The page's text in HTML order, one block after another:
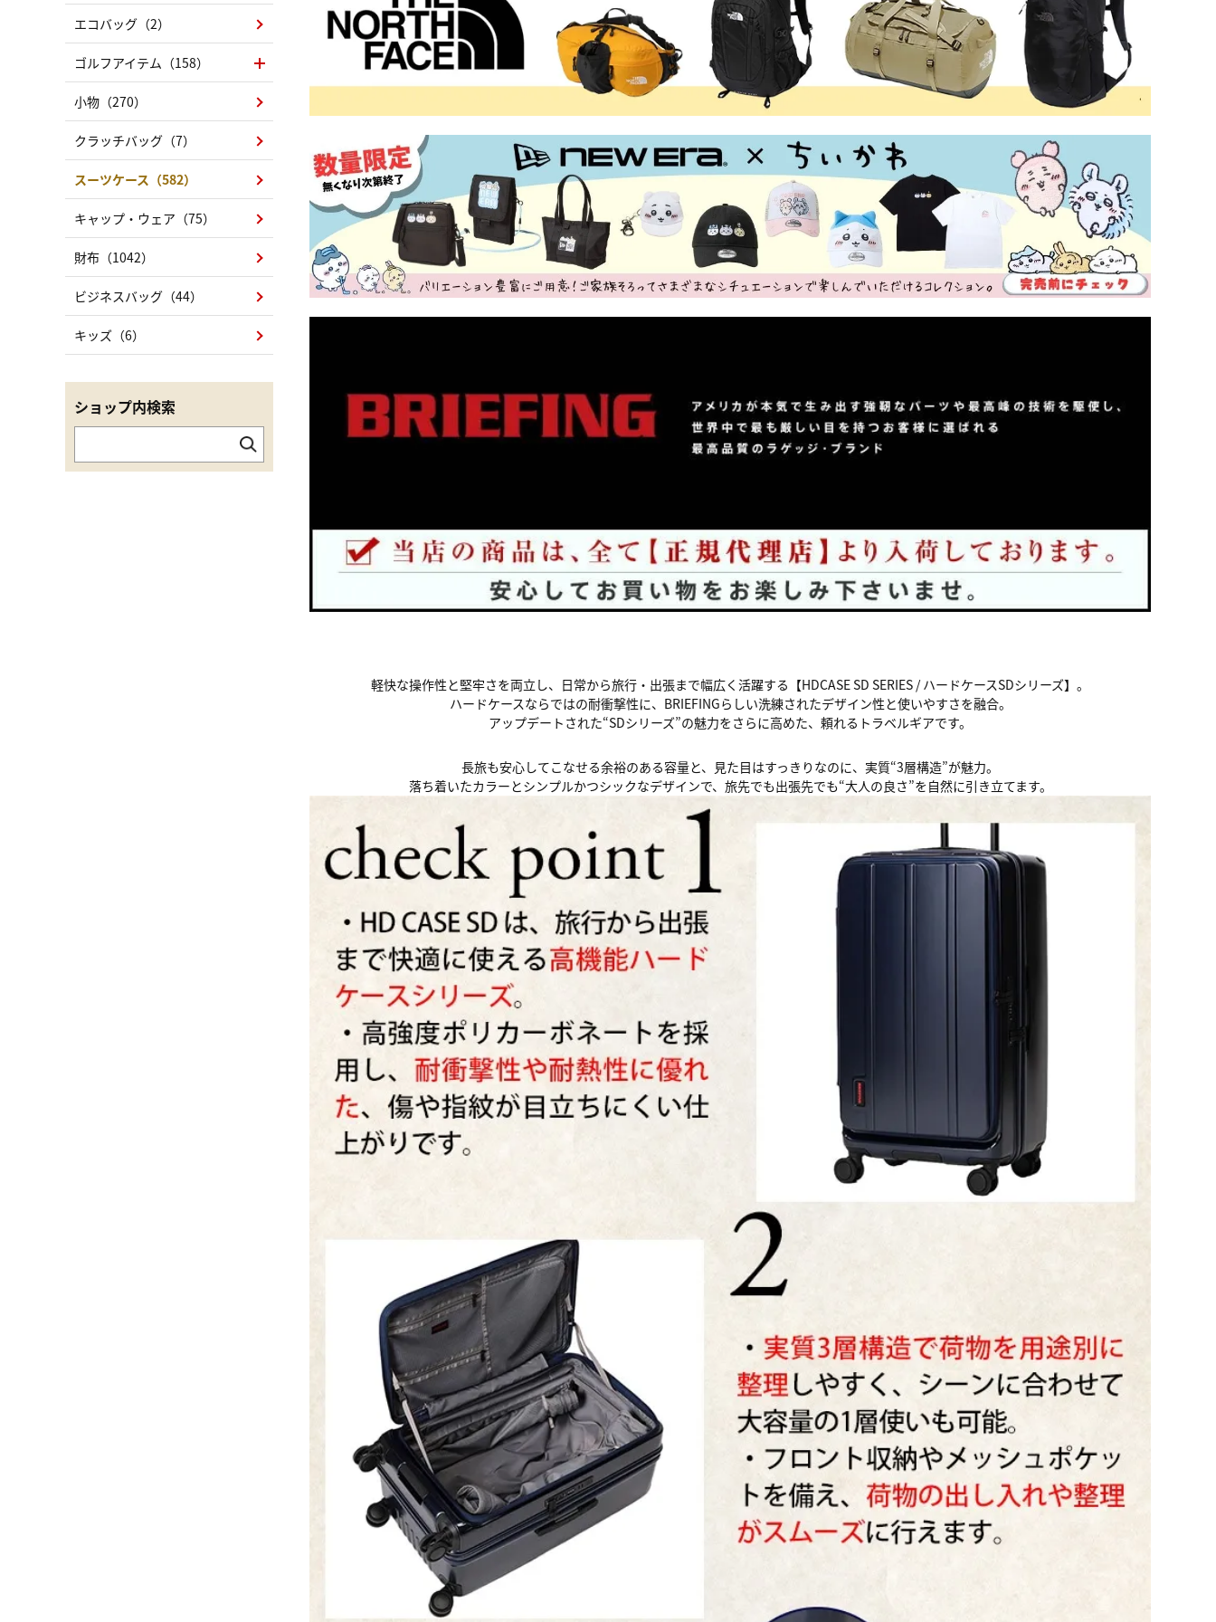
軽快な操作性と堅牢さを両立し、日常から旅行・出張まで幅広く活躍する【HDCASE SD SERIES / ハードケースSDシリーズ】。
ハードケースならではの耐衝撃性に、BRIEFINGらしい洗練されたデザイン性と使いやすさを融合。
アップデートされた“SDシリーズ”の魅力をさらに高めた、頼れるトラベルギアです。
長旅も安心してこなせる余裕のある容量と、見た目はすっきりなのに、実質“3層構造”が魅力。
落ち着いたカラーとシンプルかつシックなデザインで、旅先でも出張先でも“大人の良さ”を自然に引き立てます。
エコバッグ（2）
ゴルフアイテム（158）
小物（270）
クラッチバッグ（7）
スーツケース（582）
キャップ・ウェア（75）
財布（1042）
ビジネスバッグ（44）
キッズ（6）
ショップ内検索